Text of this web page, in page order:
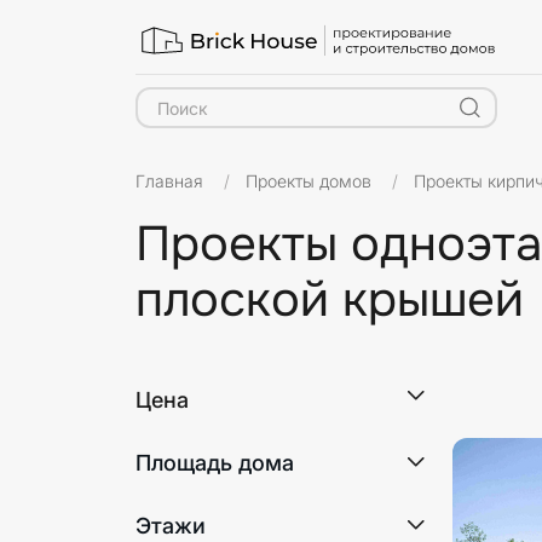
Главная Проекты домов Проекты
Проекты
плоской крышей
Цена
Площадь дома
Этажи